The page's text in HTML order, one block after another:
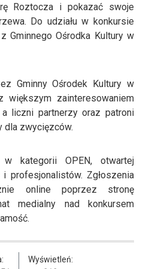
Roztocza i pokazać swoje
Do udziału w konkursie
Gminnego Ośrodka Kultury w
Gminny Ośrodek Kultury w
większym zainteresowaniem
liczni partnerzy oraz patroni
dla zwycięzców.
w kategorii OPEN, otwartej
profesjonalistów. Zgłoszenia
online poprzez stronę
medialny nad konkursem
Wyświetleń: